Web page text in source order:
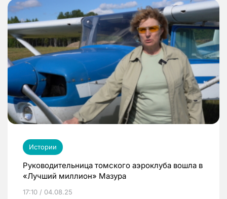
Истории
Руководительница томского аэроклуба вошла в
«Лучший миллион» Мазура
17:10 / 04.08.25